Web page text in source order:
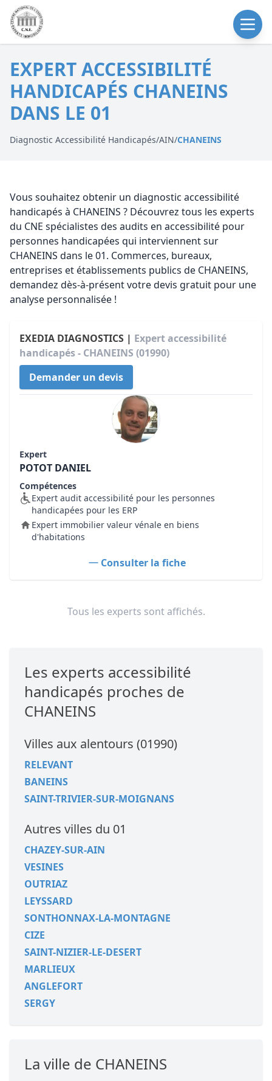
EXPERT ACCESSIBILITÉ
HANDICAPÉS CHANEINS
DANS LE 01
Diagnostic Accessibilité Handicapés/AIN/CHANEINS
Vous souhaitez obtenir un diagnostic accessibilité
handicapés à CHANEINS ? Découvrez tous les experts
du CNE spécialistes des audits en accessibilité pour
personnes handicapées qui interviennent sur
CHANEINS dans le 01. Commerces, bureaux,
entreprises et établissements publics de CHANEINS,
demandez dès-à-présent votre devis gratuit pour une
analyse personnalisée !
EXEDIA DIAGNOSTICS | Expert accessibilité
handicapés - CHANEINS (01990)
Demander un devis
Expert
POTOT DANIEL
Compétences
Expert audit accessibilité pour les personnes
handicapées pour les ERP
Expert immobilier valeur vénale en biens
d'habitations
Consulter la fiche
Tous les experts sont affichés.
Les experts accessibilité
handicapés proches de
CHANEINS
Villes aux alentours (01990)
RELEVANT
BANEINS
SAINT-TRIVIER-SUR-MOIGNANS
Autres villes du 01
CHAZEY-SUR-AIN
VESINES
OUTRIAZ
LEYSSARD
SONTHONNAX-LA-MONTAGNE
CIZE
SAINT-NIZIER-LE-DESERT
MARLIEUX
ANGLEFORT
SERGY
La ville de CHANEINS